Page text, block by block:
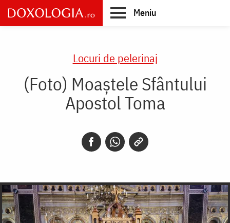
Skip
to
main
Meniu
Locuri de pelerinaj
(Foto) Moaștele Sfântului
Apostol Toma